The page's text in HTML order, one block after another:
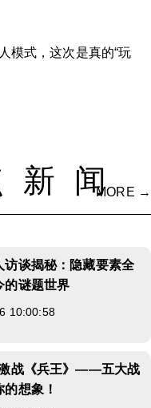
模式，这次是真的“玩
新闻
MORE →
访谈揭秘：隐藏要素全
的谜题世界
10:00:58
战《兵王》——五大战
想象！